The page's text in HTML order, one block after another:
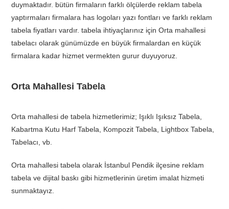
duymaktadır. bütün firmaların farklı ölçülerde reklam tabela
yaptırmaları firmalara has logoları yazı fontları ve farklı reklam
tabela fiyatları vardır. tabela ihtiyaçlarınız için Orta mahallesi
tabelacı olarak günümüzde en büyük firmalardan en küçük
firmalara kadar hizmet vermekten gurur duyuyoruz.
Orta Mahallesi Tabela
Orta mahallesi de tabela hizmetlerimiz; Işıklı Işıksız Tabela,
Kabartma Kutu Harf Tabela, Kompozit Tabela, Lightbox Tabela,
Tabelacı, vb.
Orta mahallesi tabela olarak İstanbul Pendik ilçesine reklam
tabela ve dijital baskı gibi hizmetlerinin üretim imalat hizmeti
sunmaktayız.